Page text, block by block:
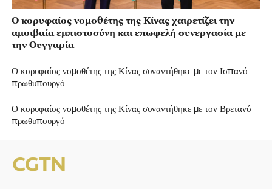
Ο κορυφαίος νομοθέτης της Κίνας χαιρετίζει την
αμοιβαία εμπιστοσύνη και επωφελή συνεργασία με
την Ουγγαρία
Ο κορυφαίος νομοθέτης της Κίνας συναντήθηκε με τον Ισπανό
πρωθυπουργό
Ο κορυφαίος νομοθέτης της Κίνας συναντήθηκε με τον Βρετανό
πρωθυπουργό